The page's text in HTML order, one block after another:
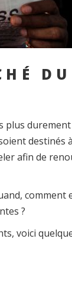
DU
plus durement
destinés à
afin de
comment
?
voici